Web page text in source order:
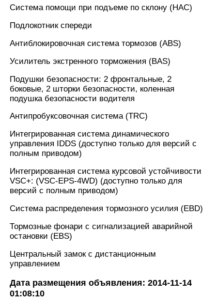
Cистема помощи при подъеме по склону (HAC)
Подлокотник спереди
Антиблокировочная система тормозов (ABS)
Усилитель экстренного торможения (BAS)
Подушки безопасности: 2 фронтальные, 2
боковые, 2 шторки безопасности, коленная
подушка безопасности водителя
Антипробуксовочная система (TRC)
Интегрированная система динамического
управления IDDS (доступно только для версий с
полным приводом)
Интегрированная система курсовой устойчивости
VSC+: (VSC-EPS-4WD) (доступно только для
версий с полным приводом)
Система распределения тормозного усилия (EBD)
Тормозные фонари с сигнализацией аварийной
остановки (EBS)
Центральный замок с дистанционным
управлением
Дата размещения объявления: 2014-11-14
01:08:10